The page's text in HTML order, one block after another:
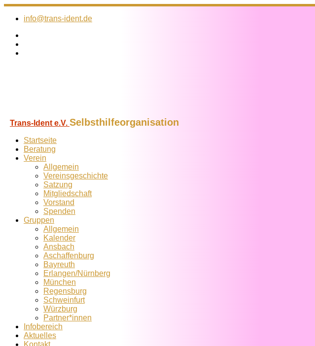
Zum
Inhalt
info@trans-ident.de
Trans-Ident e.V. Selbsthilfeorganisation
Startseite
Beratung
Verein
Allgemein
Vereins­geschichte
Satzung
Mitglied­schaft
Vorstand
Spenden
Gruppen
Allgemein
Kalender
Ansbach
Aschaffenburg
Bayreuth
Erlangen/Nürnberg
München
Regensburg
Schweinfurt
Würzburg
Partner*innen
Infobereich
Aktuelles
Kontakt